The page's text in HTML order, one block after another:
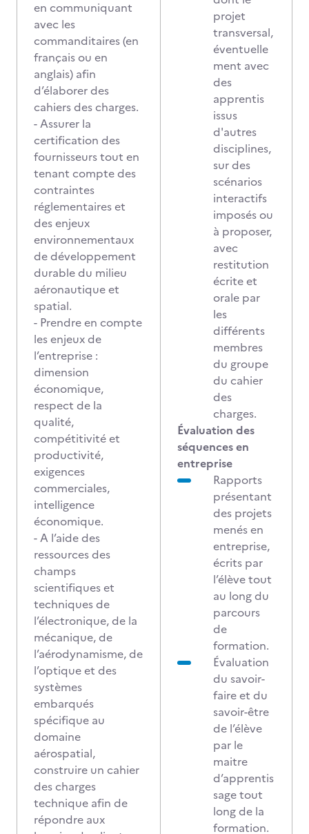
en communiquant
avec les
commanditaires (en
français ou en
anglais) afin
d’élaborer des
cahiers des charges.
- Assurer la
certification des
fournisseurs tout en
tenant compte des
contraintes
réglementaires et
des enjeux
environnementaux
de développement
durable du milieu
aéronautique et
spatial.
- Prendre en compte
les enjeux de
l’entreprise :
dimension
économique,
respect de la
qualité,
compétitivité et
productivité,
exigences
commerciales,
intelligence
économique.
- A l’aide des
ressources des
champs
scientifiques et
techniques de
l’électronique, de la
mécanique, de
l’aérodynamisme, de
l’optique et des
systèmes
embarqués
spécifique au
domaine
aérospatial,
construire un cahier
des charges
technique afin de
répondre aux
projet
transversal,
éventuelle
ment avec
des
apprentis
issus
d'autres
disciplines,
sur des
scénarios
interactifs
imposés ou
à proposer,
avec
restitution
écrite et
orale par
les
différents
membres
du groupe
du cahier
des
charges.
Évaluation des
séquences en
entreprise
Rapports
présentant
des projets
menés en
entreprise,
écrits par
l’élève tout
au long du
parcours
de
formation.
Évaluation
du savoir-
faire et du
savoir-être
de l’élève
par le
maitre
d’apprentis
sage tout
long de la
formation.